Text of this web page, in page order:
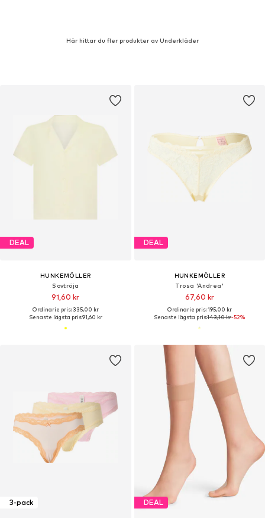
Här hittar du fler produkter av Underkläder
DEAL
HUNKEMÖLLER
Sovtröja
91,60 kr
Ordinarie pris: 335,00 kr
Senaste lägsta pris:91,60 kr
DEAL
HUNKEMÖLLER
Trosa 'Andrea'
67,60 kr
Ordinarie pris: 195,00 kr
Senaste lägsta pris:143,10 kr-52%
3-pack DEAL